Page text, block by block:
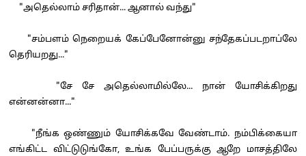
"அதெல்லாம் சரிதான்... ஆனால் வந்து"
"சம்பளம் நெறையக் கேப்பேனோன்னு சந்தேகப்படறாப்லே
தெரியறது..."
"சே சே அதெல்லாமில்லே... நான் யோசிக்கிறது
என்னன்னா..."
"நீங்க ஒண்ணும் யோசிக்கவே வேண்டாம். நம்பிக்கையா
எங்கிட்ட விட்டுடுங்கோ, உங்க பேப்பருக்கு ஆறே மாசத்திலே